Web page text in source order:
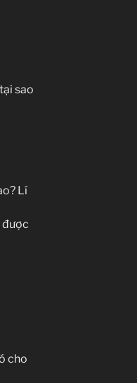
sao
Lí
được
cho